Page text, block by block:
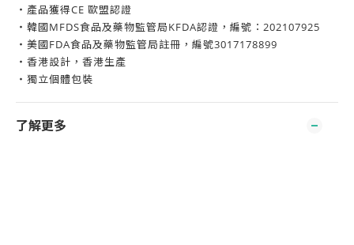
・產品獲得CE 歐盟認證
・韓國MFDS食品及藥物監管局KFDA認證，編號：202107925
・美國FDA食品及藥物監管局註冊，編號3017178899
・香港設計，香港生產
・獨立個體包裝
了解更多